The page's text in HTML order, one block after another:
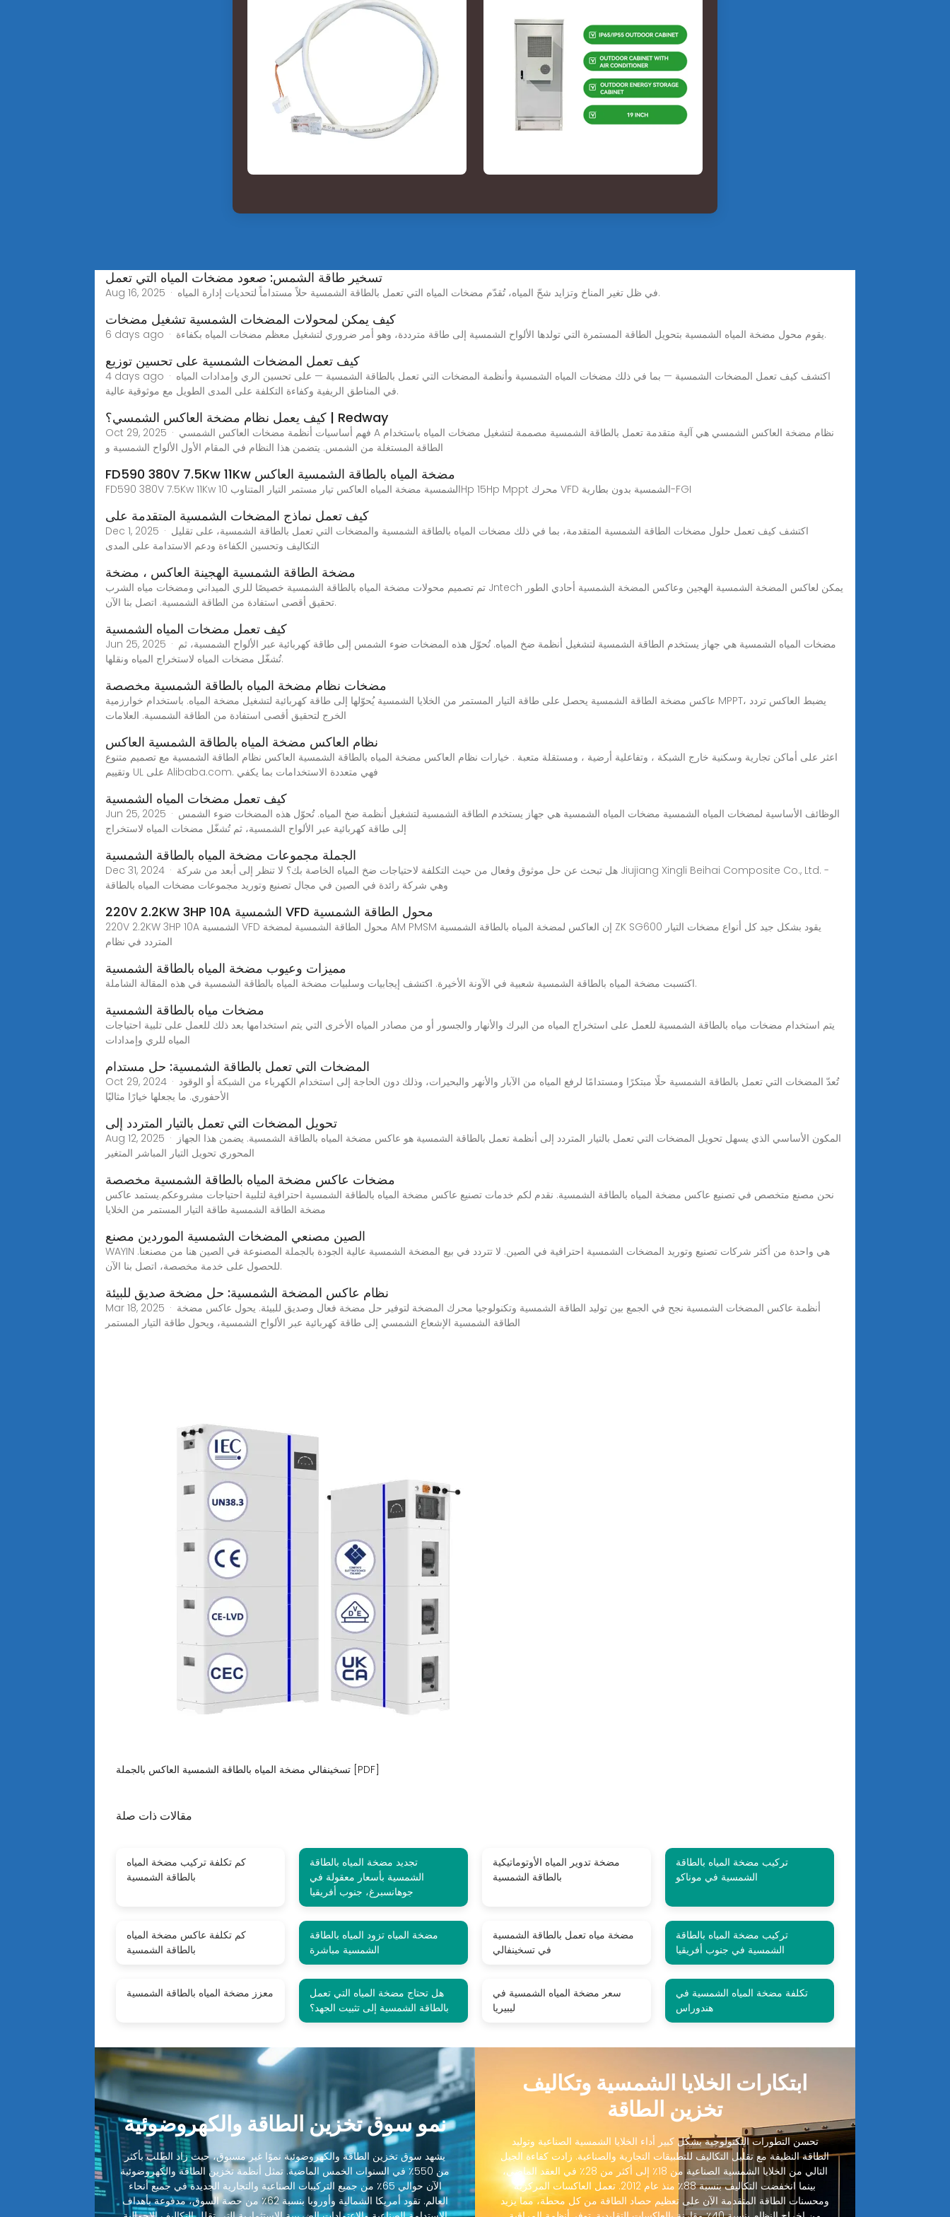
تسخير طاقة الشمس: صعود مضخات المياه التي تعمل
Aug 16, 2025 · في ظل تغير المناخ وتزايد شحّ المياه، تُقدّم مضخات المياه التي تعمل بالطاقة الشمسية حلاً مستداماً لتحديات إدارة المياه.
كيف يمكن لمحولات المضخات الشمسية تشغيل مضخات
6 days ago · يقوم محول مضخة المياه الشمسية بتحويل الطاقة المستمرة التي تولدها الألواح الشمسية إلى طاقة مترددة، وهو أمر ضروري لتشغيل معظم مضخات المياه بكفاءة.
كيف تعمل المضخات الشمسية على تحسين توزيع
4 days ago · اكتشف كيف تعمل المضخات الشمسية — بما في ذلك مضخات المياه الشمسية وأنظمة المضخات التي تعمل بالطاقة الشمسية — على تحسين الري وإمدادات المياه
في المناطق الريفية وكفاءة التكلفة على المدى الطويل مع موثوقية عالية.
كيف يعمل نظام مضخة العاكس الشمسي؟ | Redway
Oct 29, 2025 · فهم أساسيات أنظمة مضخات العاكس الشمسي A نظام مضخة العاكس الشمسي هي آلية متقدمة تعمل بالطاقة الشمسية مصممة لتشغيل مضخات المياه باستخدام
الطاقة المستغلة من الشمس. يتضمن هذا النظام في المقام الأول الألواح الشمسية و
FD590 380V 7.5Kw 11Kw مضخة المياه بالطاقة الشمسية العاكس
FD590 380V 7.5Kw 11Kw الشمسية مضخة المياه العاكس تيار مستمر التيار المتناوب 10Hp 15Hp Mppt محرك VFD الشمسية بدون بطارية-FGI
كيف تعمل نماذج المضخات الشمسية المتقدمة على
Dec 1, 2025 · اكتشف كيف تعمل حلول مضخات الطاقة الشمسية المتقدمة، بما في ذلك مضخات المياه بالطاقة الشمسية والمضخات التي تعمل بالطاقة الشمسية، على تقليل
التكاليف وتحسين الكفاءة ودعم الاستدامة على المدى
مضخة الطاقة الشمسية الهجينة العاكس ، مضخة
تم تصميم محولات مضخة المياه بالطاقة الشمسية خصيصًا للري الميداني ومضخات مياه الشرب Jntech يمكن لعاكس المضخة الشمسية الهجين وعاكس المضخة الشمسية أحادي الطور
تحقيق أقصى استفادة من الطاقة الشمسية. اتصل بنا الآن.
كيف تعمل مضخات المياه الشمسية
Jun 25, 2025 · مضخات المياه الشمسية هي جهاز يستخدم الطاقة الشمسية لتشغيل أنظمة ضخ المياه. تُحوّل هذه المضخات ضوء الشمس إلى طاقة كهربائية عبر الألواح الشمسية، ثم
تُشغّل مضخات المياه لاستخراج المياه ونقلها.
مضخات نظام مضخة المياه بالطاقة الشمسية مخصصة
عاكس مضخة الطاقة الشمسية يحصل على طاقة التيار المستمر من الخلايا الشمسية يُحوّلها إلى طاقة كهربائية لتشغيل مضخة المياه. باستخدام خوارزمية MPPT، يضبط العاكس تردد
الخرج لتحقيق أقصى استفادة من الطاقة الشمسية. العلامات
نظام العاكس مضخة المياه بالطاقة الشمسية العاكس
اعثر على أماكن تجارية وسكنية خارج الشبكة ، وتفاعلية أرضية ، ومستقلة متعبة . خيارات نظام العاكس مضخة المياه بالطاقة الشمسية العاكس نظام الطاقة الشمسية مع تصميم متنوع
وتقييم UL على Alibaba.com. فهي متعددة الاستخدامات بما يكفي
كيف تعمل مضخات المياه الشمسية
Jun 25, 2025 · الوظائف الأساسية لمضخات المياه الشمسية مضخات المياه الشمسية هي جهاز يستخدم الطاقة الشمسية لتشغيل أنظمة ضخ المياه. تُحوّل هذه المضخات ضوء الشمس
إلى طاقة كهربائية عبر الألواح الشمسية، ثم تُشغّل مضخات المياه لاستخراج
الجملة مجموعات مضخة المياه بالطاقة الشمسية
Dec 31, 2024 · هل تبحث عن حل موثوق وفعال من حيث التكلفة لاحتياجات ضخ المياه الخاصة بك؟ لا تنظر إلى أبعد من شركة Jiujiang Xingli Beihai Composite Co., Ltd. -
وهي شركة رائدة في الصين في مجال تصنيع وتوريد مجموعات مضخات المياه بالطاقة
220V 2.2KW 3HP 10A الشمسية VFD محول الطاقة الشمسية
220V 2.2KW 3HP 10A الشمسية VFD محول الطاقة الشمسية لمضخة AM PMSM إن العاكس لمضخة المياه بالطاقة الشمسية ZK SG600 يقود بشكل جيد كل أنواع مضخات التيار
المتردد في نظام
مميزات وعيوب مضخة المياه بالطاقة الشمسية
اكتسبت مضخة المياه بالطاقة الشمسية شعبية في الآونة الأخيرة. اكتشف إيجابيات وسلبيات مضخة المياه بالطاقة الشمسية في هذه المقالة الشاملة.
مضخات مياه بالطاقة الشمسية
يتم استخدام مضخات مياه بالطاقة الشمسية للعمل على استخراج المياه من البرك والأنهار والجسور أو من مصادر المياه الأخرى التي يتم استخدامها بعد ذلك للعمل على تلبية احتياجات
المياه للري وإمدادات
المضخات التي تعمل بالطاقة الشمسية: حل مستدام
Oct 29, 2024 · تُعدّ المضخات التي تعمل بالطاقة الشمسية حلًا مبتكرًا ومستدامًا لرفع المياه من الآبار والأنهر والبحيرات، وذلك دون الحاجة إلى استخدام الكهرباء من الشبكة أو الوقود
الأحفوري. ما يجعلها خيارًا مثاليًا
تحويل المضخات التي تعمل بالتيار المتردد إلى
Aug 12, 2025 · المكون الأساسي الذي يسهل تحويل المضخات التي تعمل بالتيار المتردد إلى أنظمة تعمل بالطاقة الشمسية هو عاكس مضخة المياه بالطاقة الشمسية. يضمن هذا الجهاز
المحوري تحويل التيار المباشر المتغير
مضخات عاكس مضخة المياه بالطاقة الشمسية مخصصة
نحن مصنع متخصص في تصنيع عاكس مضخة المياه بالطاقة الشمسية. نقدم لكم خدمات تصنيع عاكس مضخة المياه بالطاقة الشمسية احترافية لتلبية احتياجات مشروعكم.يستمد عاكس
مضخة الطاقة الشمسية طاقة التيار المستمر من الخلايا
الصين مصنعي المضخات الشمسية الموردين مصنع
WAYIN هي واحدة من أكثر شركات تصنيع وتوريد المضخات الشمسية احترافية في الصين. لا تتردد في بيع المضخة الشمسية عالية الجودة بالجملة المصنوعة في الصين هنا من مصنعنا.
للحصول على خدمة مخصصة، اتصل بنا الآن.
نظام عاكس المضخة الشمسية: حل مضخة صديق للبيئة
Mar 18, 2025 · أنظمة عاكس المضخات الشمسية نجح في الجمع بين توليد الطاقة الشمسية وتكنولوجيا محرك المضخة لتوفير حل مضخة فعال وصديق للبيئة. يحول عاكس مضخة
الطاقة الشمسية الإشعاع الشمسي إلى طاقة كهربائية عبر الألواح الشمسية، ويحول طاقة التيار المستمر
تسخينفالي مضخة المياه بالطاقة الشمسية العاكس بالجملة [PDF]
مقالات ذات صلة
كم تكلفة تركيب مضخة المياه
بالطاقة الشمسية
تجديد مضخة المياه بالطاقة
الشمسية بأسعار معقولة في
جوهانسبرغ، جنوب أفريقيا
مضخة تدوير المياه الأوتوماتيكية
بالطاقة الشمسية
تركيب مضخة المياه بالطاقة
الشمسية في موناكو
كم تكلفة عاكس مضخة المياه
بالطاقة الشمسية
مضخة المياه تزود المياه بالطاقة
الشمسية مباشرة
مضخة مياه تعمل بالطاقة الشمسية
في تسخينفالي
تركيب مضخة المياه بالطاقة
الشمسية في جنوب أفريقيا
معزز مضخة المياه بالطاقة الشمسية
هل تحتاج مضخة المياه التي تعمل
بالطاقة الشمسية إلى تثبيت الجهد؟
سعر مضخة المياه الشمسية في
ليبيريا
تكلفة مضخة المياه الشمسية في
هندوراس
نمو سوق تخزين الطاقة والكهروضوئية
يشهد سوق تخزين الطاقة والكهروضوئية نموًا غير مسبوق، حيث زاد الطلب بأكثر
من 550٪ في السنوات الخمس الماضية. تمثل أنظمة تخزين الطاقة والكهروضوئية
الآن حوالي 65٪ من جميع التركيبات الصناعية والتجارية الجديدة في جميع أنحاء
العالم. تقود أمريكا الشمالية وأوروبا بنسبة 62٪ من حصة السوق، مدفوعة بأهداف
ابتكارات الخلايا الشمسية وتكاليف
تخزين الطاقة
تحسن التطورات التكنولوجية بشكل كبير أداء الخلايا الشمسية الصناعية وتوليد
الطاقة النظيفة مع تقليل التكاليف للتطبيقات التجارية والصناعية. زادت كفاءة الجيل
التالي من الخلايا الشمسية الصناعية من 18٪ إلى أكثر من 28٪ في العقد الماضي،
بينما انخفضت التكاليف بنسبة 88٪ منذ عام 2012. تعمل العاكسات المركزية
ومحسنات الطاقة المتقدمة الآن على تعظيم حصاد الطاقة من كل محطة، مما يزيد